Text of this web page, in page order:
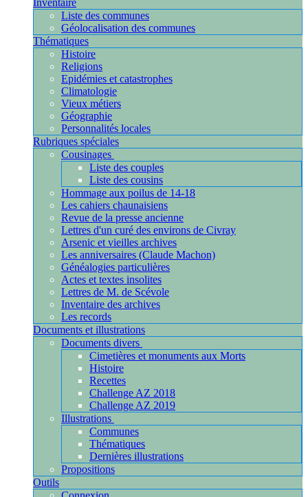
Inventaire
Liste des communes
Géolocalisation des communes
Thématiques
Histoire
Religions
Epidémies et catastrophes
Climatologie
Vieux métiers
Géographie
Personnalités locales
Rubriques spéciales
Cousinages
Liste des couples
Liste des cousins
Hommage aux poilus de 14-18
Les cahiers chaunaisiens
Revue de la presse ancienne
Lettres d'un curé des environs de Civray
Arsenic et vieilles archives
Les anniversaires (Claude Machon)
Généalogies particulières
Actes et textes insolites
Lettres de M. de Scévole
Inventaire des archives
Les records
Documents et illustrations
Documents divers
Cimetières et monuments aux Morts
Histoire
Recettes
Challenge AZ 2018
Challenge AZ 2019
Illustrations
Communes
Thématiques
Dernières illustrations
Propositions
Outils